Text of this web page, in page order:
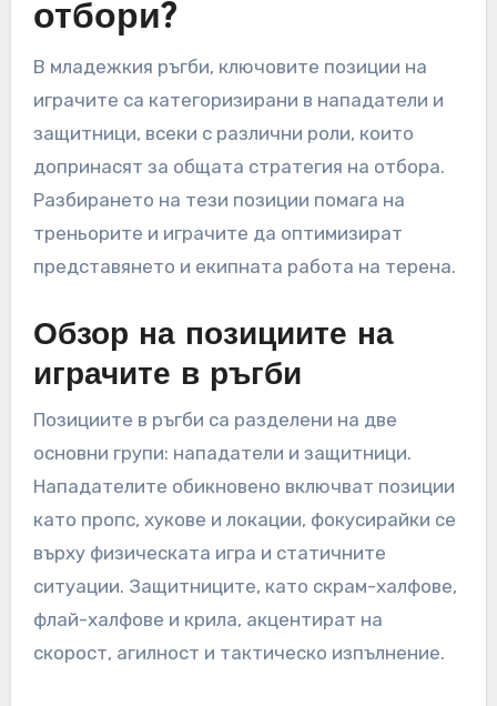
отбори?
В младежкия ръгби, ключовите позиции на
играчите са категоризирани в нападатели и
защитници, всеки с различни роли, които
допринасят за общата стратегия на отбора.
Разбирането на тези позиции помага на
треньорите и играчите да оптимизират
представянето и екипната работа на терена.
Обзор на позициите на
играчите в ръгби
Позициите в ръгби са разделени на две
основни групи: нападатели и защитници.
Нападателите обикновено включват позиции
като пропс, хукове и локации, фокусирайки се
върху физическата игра и статичните
ситуации. Защитниците, като скрам-халфове,
флай-халфове и крила, акцентират на
скорост, агилност и тактическо изпълнение.